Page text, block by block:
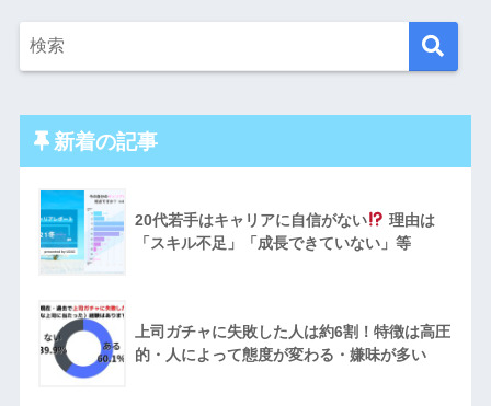
新着の記事
20代若手はキャリアに自信がない
理由は
「スキル不足」「成長できていない」等
上司ガチャに失敗した人は約6割！特徴は高圧
的・人によって態度が変わる・嫌味が多い